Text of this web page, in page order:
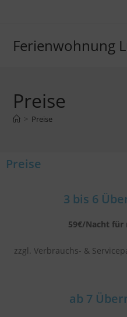
Ferienwohnung
Preise
> Preise
Preise
3 bis 6
59€/Nacht für
zzgl. Verbrauchs- &
ab 7